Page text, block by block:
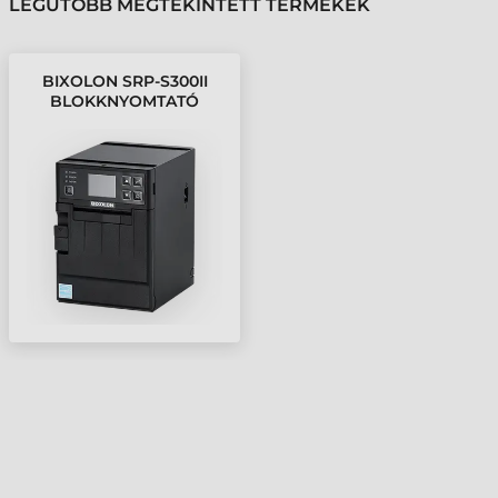
LEGUTÓBB MEGTEKINTETT TERMÉKEK
BIXOLON SRP-S300II
BLOKKNYOMTATÓ